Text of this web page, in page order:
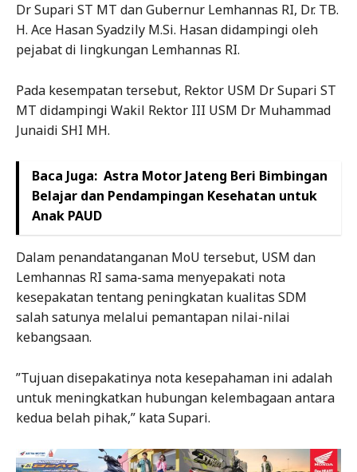
Dr Supari ST MT dan Gubernur Lemhannas RI, Dr. TB.
H. Ace Hasan Syadzily M.Si. Hasan didampingi oleh
pejabat di lingkungan Lemhannas RI.
Pada kesempatan tersebut, Rektor USM Dr Supari ST
MT didampingi Wakil Rektor III USM Dr Muhammad
Junaidi SHI MH.
Baca Juga: Astra Motor Jateng Beri Bimbingan
Belajar dan Pendampingan Kesehatan untuk
Anak PAUD
Dalam penandatanganan MoU tersebut, USM dan
Lemhannas RI sama-sama menyepakati nota
kesepakatan tentang peningkatan kualitas SDM
salah satunya melalui pemantapan nilai-nilai
kebangsaan.
”Tujuan disepakatinya nota kesepahaman ini adalah
untuk meningkatkan hubungan kelembagaan antara
kedua belah pihak,” kata Supari.